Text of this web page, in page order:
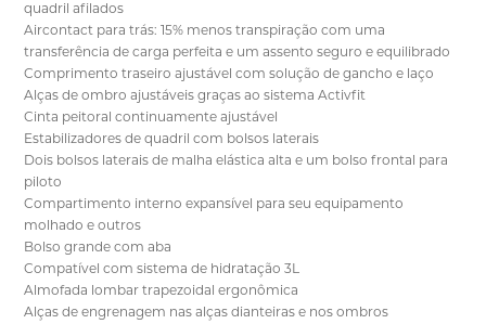
quadril afilados
Aircontact para trás: 15% menos transpiração com uma
transferência de carga perfeita e um assento seguro e equilibrado
Comprimento traseiro ajustável com solução de gancho e laço
Alças de ombro ajustáveis graças ao sistema Activfit
Cinta peitoral continuamente ajustável
Estabilizadores de quadril com bolsos laterais
Dois bolsos laterais de malha elástica alta e um bolso frontal para
piloto
Compartimento interno expansível para seu equipamento
molhado e outros
Bolso grande com aba
Compatível com sistema de hidratação 3L
Almofada lombar trapezoidal ergonômica
Alças de engrenagem nas alças dianteiras e nos ombros